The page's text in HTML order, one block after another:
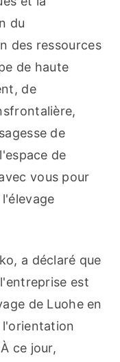
du
des ressources
de haute
de
de
de
vous pour
a déclaré que
est
de Luohe en
ce jour,